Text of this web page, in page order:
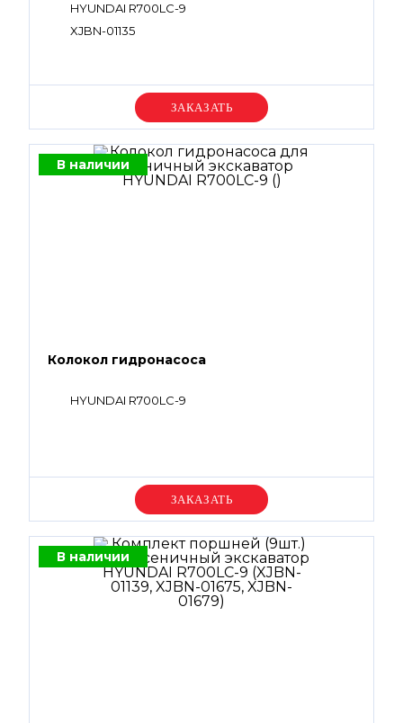
HYUNDAI R700LC-9
XJBN-01135
Уточняйте цену
В наличии
Колокол гидронасоса
HYUNDAI R700LC-9
Уточняйте цену
В наличии